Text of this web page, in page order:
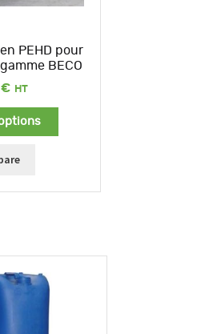
PEHD pour
BECO
€